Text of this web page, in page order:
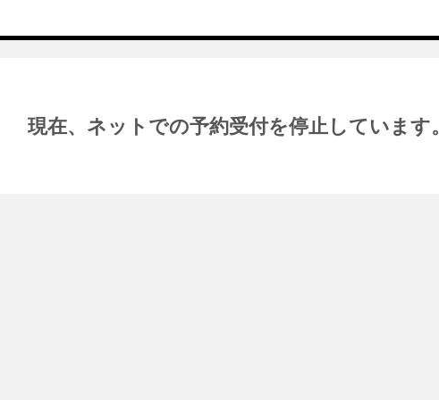
現在、ネットでの予約受付を停止しています